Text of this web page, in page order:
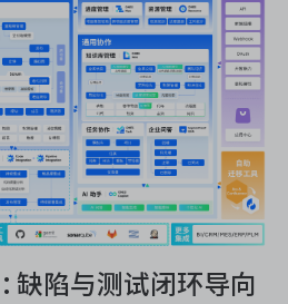
缺陷与测试闭环导向